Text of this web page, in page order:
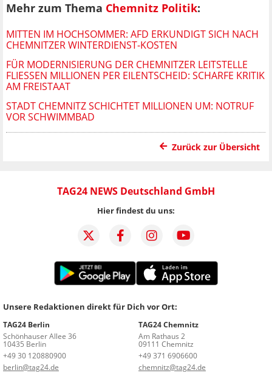
Mehr zum Thema Chemnitz Politik:
MITTEN IM HOCHSOMMER: AFD ERKUNDIGT SICH NACH
CHEMNITZER WINTERDIENST-KOSTEN
FÜR MODERNISIERUNG DER CHEMNITZER LEITSTELLE
FLIESSEN MILLIONEN PER EILENTSCHEID: SCHARFE KRITIK A
M FREISTAAT
STADT CHEMNITZ SCHICHTET MILLIONEN UM: NOTRUF
VOR SCHWIMMBAD
Zurück zur Übersicht
TAG24 NEWS Deutschland GmbH
Hier findest du uns:
Unsere Redaktionen direkt für Dich vor Ort:
TAG24 Berlin
Schönhauser Allee 36
10435 Berlin
+49 30 120880900
berlin@tag24.de
TAG24 Chemnitz
Am Rathaus 2
09111 Chemnitz
+49 371 6906600
chemnitz@tag24.de